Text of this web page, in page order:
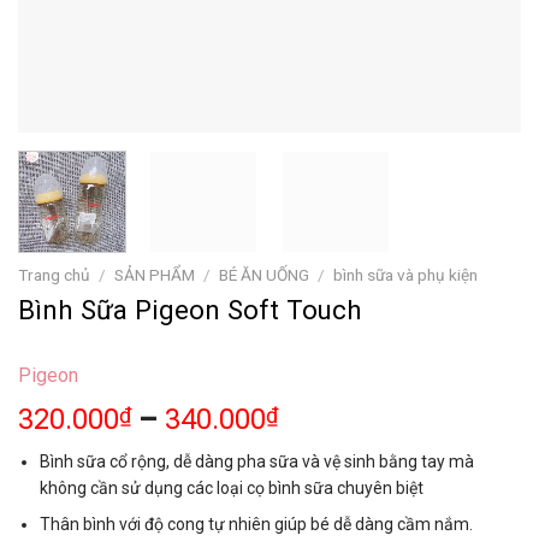
Trang chủ / SẢN PHẨM / BÉ ĂN UỐNG / bình sữa và phụ kiện
Bình Sữa Pigeon Soft Touch
Pigeon
320.000₫– 340.000₫
Bình sữa cổ rộng, dễ dàng pha sữa và vệ sinh bằng tay mà
không cần sử dụng các loại cọ bình sữa chuyên biệt
Thân bình với độ cong tự nhiên giúp bé dễ dàng cầm nắm.